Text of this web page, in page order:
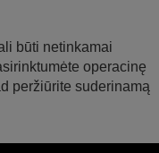
būti netinkamai
operacinę
peržiūrite suderinamą